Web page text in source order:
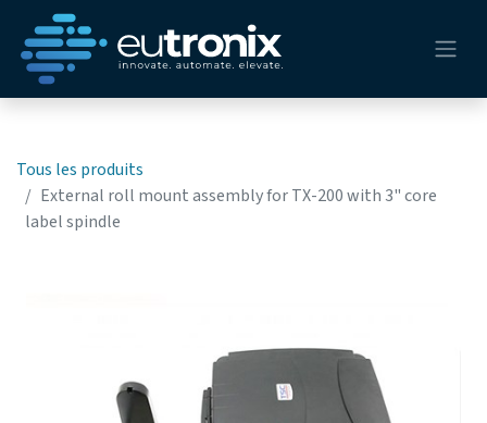
Tous les produits
External roll mount assembly for TX-200 with 3" core
label spindle